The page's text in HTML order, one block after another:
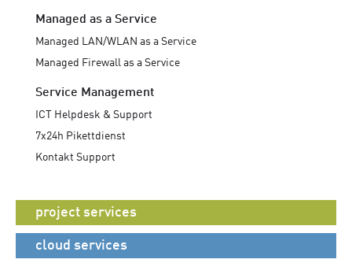
Managed as a Service
Managed LAN/WLAN as a Service
Managed Firewall as a Service
Service Management
ICT Helpdesk & Support
7x24h Pikettdienst
Kontakt Support
project services
cloud services